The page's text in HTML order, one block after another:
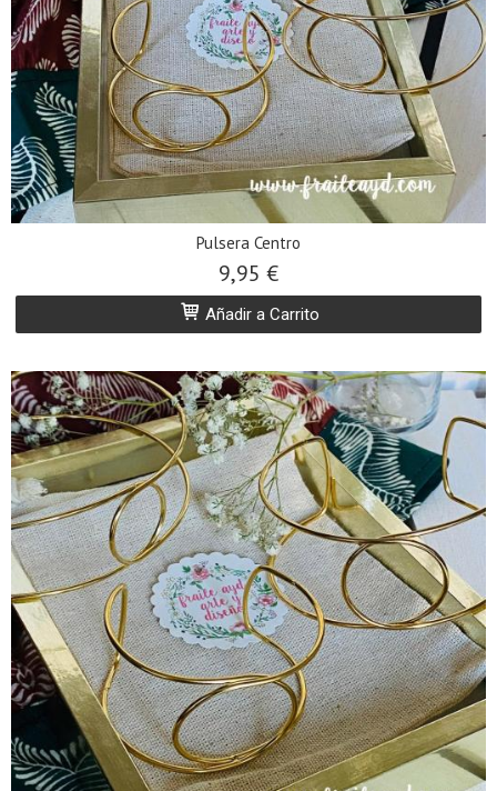
Pulsera Centro
9,95 €
Añadir a Carrito